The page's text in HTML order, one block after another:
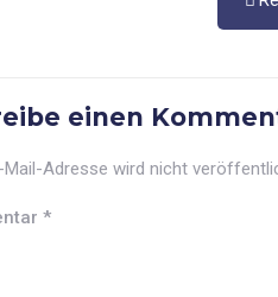
einen
Mail-Adresse wird nicht
*